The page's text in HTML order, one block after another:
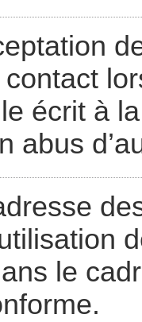
écrit à
abus
le